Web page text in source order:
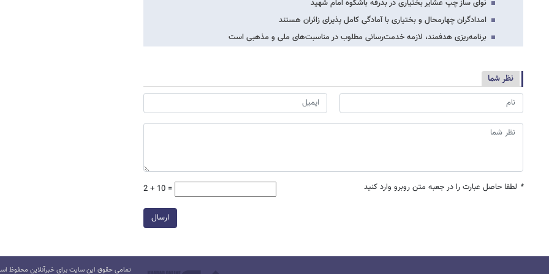
نوای ساز چپ عشایر بختیاری در بدرقه باشکوه امام شهید
امدادگران چهارمحال و بختیاری با آمادگی کامل پذیرای زائران هستند
برنامه‌ریزی هدفمند، لازمه خدمت‌رسانی مطلوب در مناسبت‌های ملی و مذهبی است
نظر شما
* لطفا حاصل عبارت را در جعبه متن روبرو وارد کنید 2 + 10 =
ارسال
تمامی حقوق این سایت برای خبرآنلاین محفوظ